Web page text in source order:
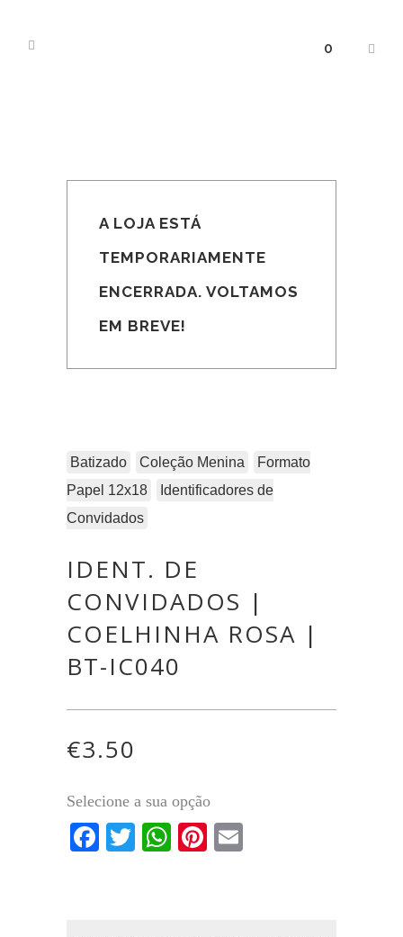
0
A LOJA ESTÁ
TEMPORARIAMENTE
ENCERRADA. VOLTAMOS
EM BREVE!
Batizado Coleção Menina
Formato
Papel 12x18
Identificadores de
Convidados
IDENT. DE
CONVIDADOS |
COELHINHA ROSA |
BT-IC040
€3.50
Selecione a sua opção
Facebook
TwitterWhatsApp
Pinterest